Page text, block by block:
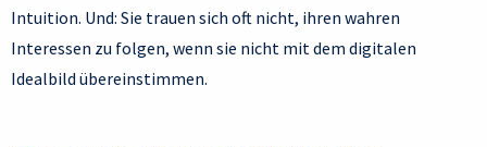
Intuition. Und: Sie trauen sich oft nicht, ihren wahren
Interessen zu folgen, wenn sie nicht mit dem digitalen
Idealbild übereinstimmen.